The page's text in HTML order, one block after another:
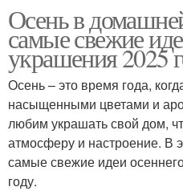
Осень в
самые свежие
украшения 2025
Осень – это время года,
насыщенными цветами и
любим украшать свой дом,
атмосферу и настроение. В
самые свежие идеи
году.